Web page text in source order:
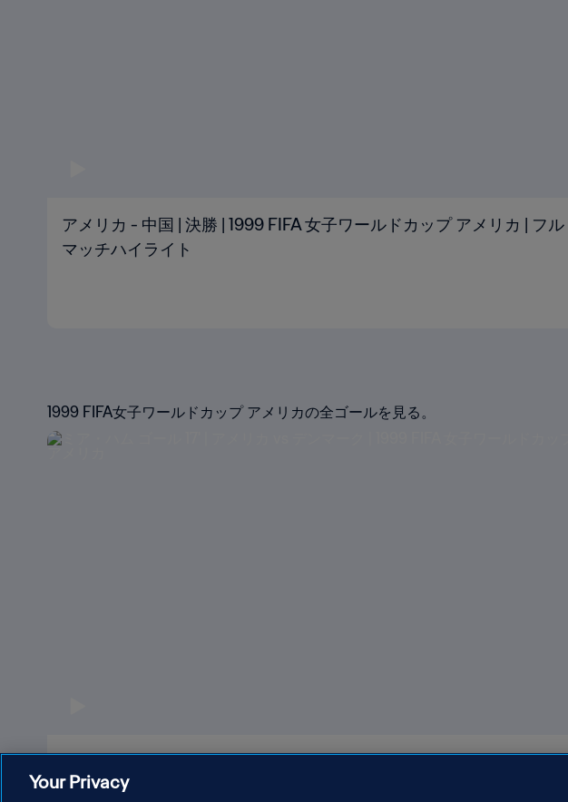
アメリカ - 中国 | 決勝 | 1999 FIFA 女子ワールドカップ アメリカ | フル
マッチハイライト
1999 FIFA女子ワールドカップ アメリカの全ゴールを見る。
ミア・ハム ゴール 17' | アメリカ vs デンマーク | 1999 FIFA 女子ワール
ドカップ アメリカ
Your Privacy